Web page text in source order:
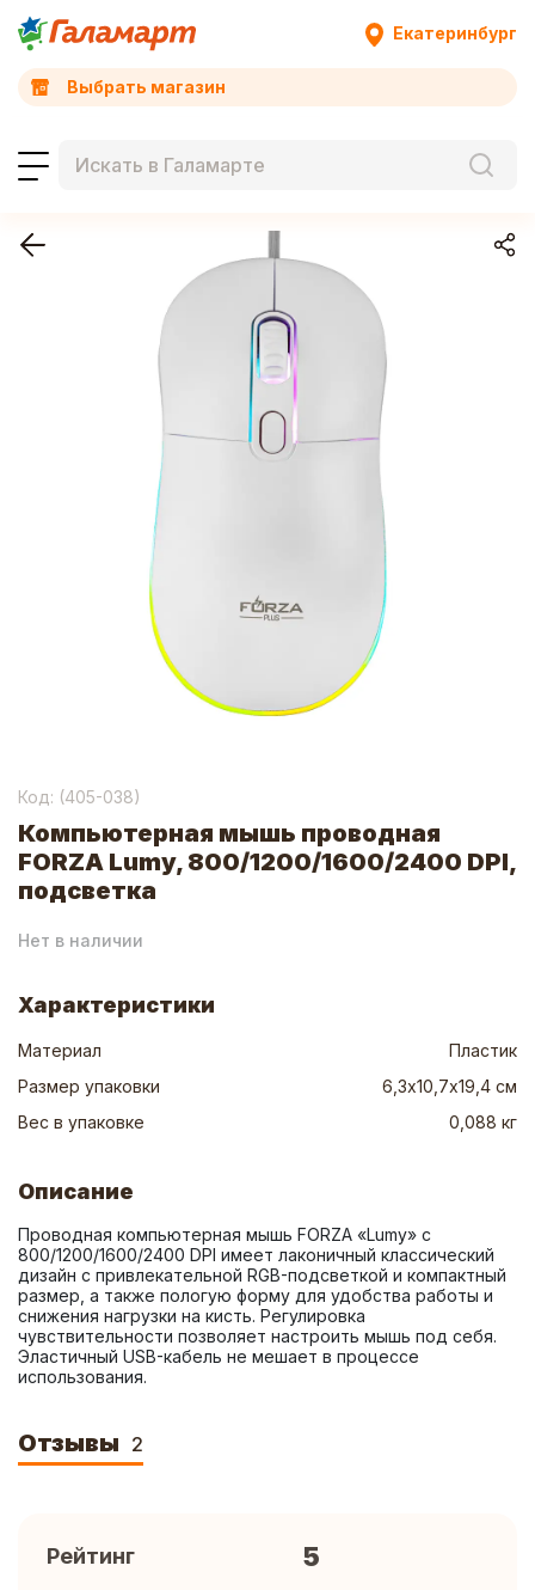
Екатеринбург
Выбрать магазин
Код: (405-038)
Компьютерная мышь проводная
FORZA Lumy, 800/1200/1600/2400 DPI,
подсветка
Нет в наличии
Характеристики
Материал
Пластик
Размер упаковки
6,3х10,7х19,4 см
Вес в упаковке
0,088 кг
Описание
Проводная компьютерная мышь FORZA «Lumy» с
800/1200/1600/2400 DPI имеет лаконичный классический
дизайн с привлекательной RGB-подсветкой и компактный
размер, а также пологую форму для удобства работы и
снижения нагрузки на кисть. Регулировка
чувствительности позволяет настроить мышь под себя.
Эластичный USB-кабель не мешает в процессе
использования.
Отзывы 2
Рейтинг 5